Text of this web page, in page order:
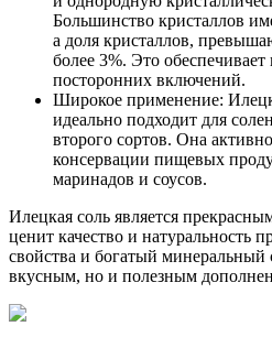
Большинство кристаллов
а доля кристаллов,
более 3%. Это обеспечивает
посторонних включений.
Широкое применение:
идеально подходит для
второго сортов. Она
консервации пищевых
маринадов и соусов.
Илецкая соль является
ценит качество и натуральность
свойства и богатый минеральный
вкусным, но и полезным